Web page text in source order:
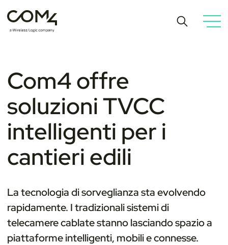
Com4 offre
soluzioni TVCC
intelligenti per i
cantieri edili
La tecnologia di sorveglianza sta evolvendo
rapidamente. I tradizionali sistemi di
telecamere cablate stanno lasciando spazio a
piattaforme intelligenti, mobili e connesse.